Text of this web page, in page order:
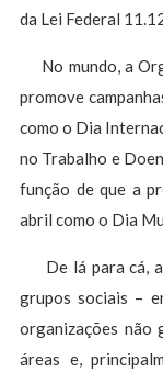
da Lei Federal
No mundo, a
promove
como o Dia
no Trabalho e
função de que a
abril como o Dia
De lá para cá, a
grupos sociais –
organizações não
áreas e,